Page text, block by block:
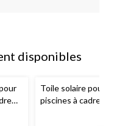
disponibles
Toile solaire pour
piscines à cadre